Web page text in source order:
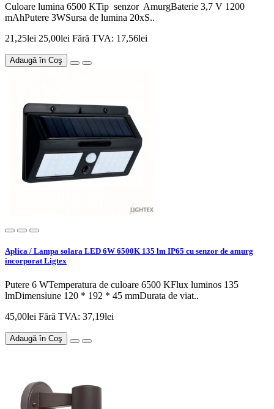
Culoare lumina 6500 KTip senzor AmurgBaterie 3,7 V 1200
mAhPutere 3WSursa de lumina 20xS..
21,25lei 25,00lei Fără TVA: 17,56lei
Adaugă în Coş
Aplica / Lampa solara LED 6W 6500K 135 lm IP65 cu senzor de amurg
incorporat Ligtex
Putere 6 WTemperatura de culoare 6500 KFlux luminos 135
lmDimensiune 120 * 192 * 45 mmDurata de viat..
45,00lei Fără TVA: 37,19lei
Adaugă în Coş